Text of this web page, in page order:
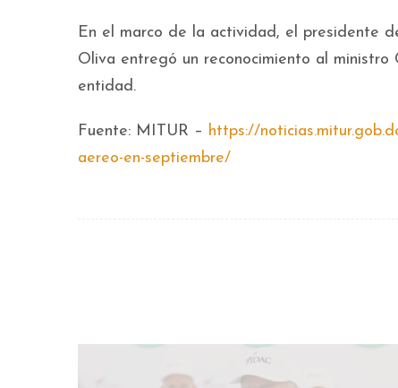
En el marco de la actividad, el presidente
Oliva entregó un reconocimiento al
entidad.
Fuente: MITUR – https://
aereo-en-septiembre/